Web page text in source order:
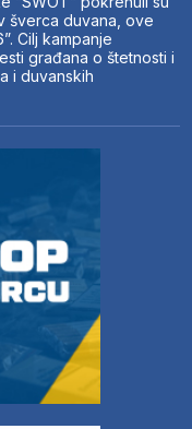
šverca duvana, ove
Cilj kampanje
građana o štetnosti i
i duvanskih